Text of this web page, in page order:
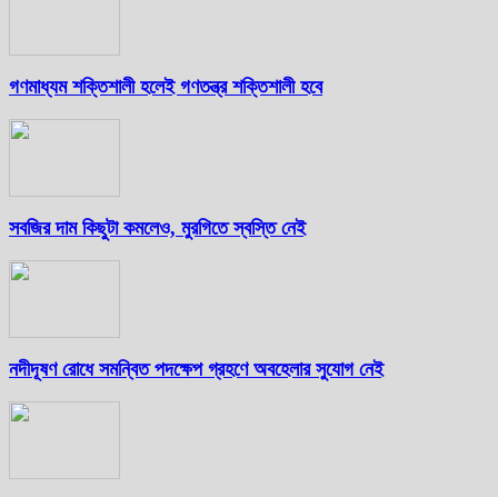
গণমাধ্যম শক্তিশালী হলেই গণতন্ত্র শক্তিশালী হবে
সবজির দাম কিছুটা কমলেও, মুরগিতে স্বস্তি নেই
নদীদূষণ রোধে সমন্বিত পদক্ষেপ গ্রহণে অবহেলার সুযোগ নেই